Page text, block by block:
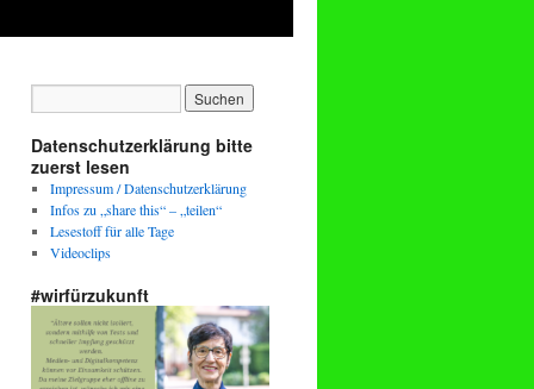
Datenschutzerklärung bitte
zuerst lesen
Impressum / Datenschutzerklärung
Infos zu „share this“ – „teilen“
Lesestoff für alle Tage
Videoclips
#wirfürzukunft